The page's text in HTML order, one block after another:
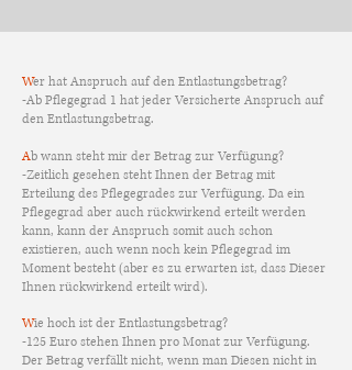
Wer hat Anspruch auf den Entlastungsbetrag?
-Ab Pflegegrad 1 hat jeder Versicherte Anspruch auf
den Entlastungsbetrag.
Ab wann steht mir der Betrag zur Verfügung?
-Zeitlich gesehen steht Ihnen der Betrag mit
Erteilung des Pflegegrades zur Verfügung. Da ein
Pflegegrad aber auch rückwirkend erteilt werden
kann, kann der Anspruch somit auch schon
existieren, auch wenn noch kein Pflegegrad im
Moment besteht (aber es zu erwarten ist, dass Dieser
Ihnen rückwirkend erteilt wird).
Wie hoch ist der Entlastungsbetrag?
-125 Euro stehen Ihnen pro Monat zur Verfügung.
Der Betrag verfällt nicht, wenn man Diesen nicht in